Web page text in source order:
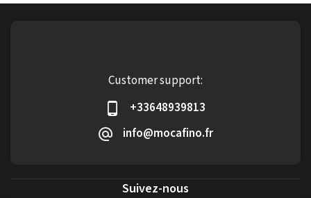
Customer support:
+33648939813
info@mocafino.fr
Suivez-nous